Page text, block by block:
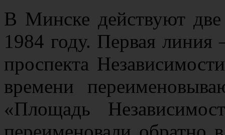
В Минске действуют
1984 году. Первая линия
проспекта
времени
«Площадь